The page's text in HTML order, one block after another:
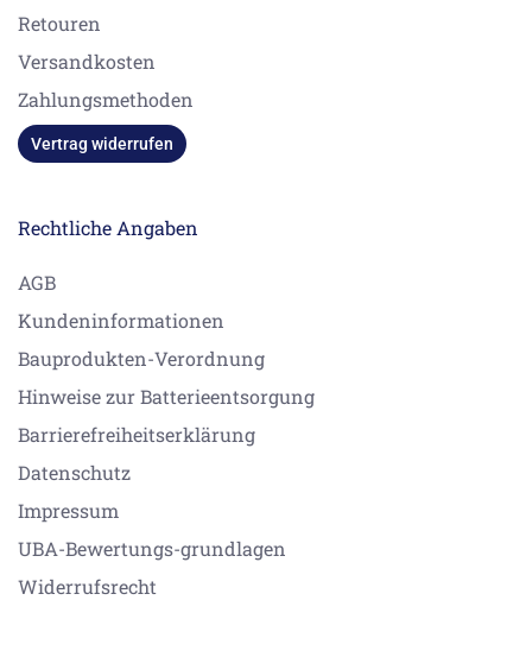
Retouren
Versandkosten
Zahlungsmethoden
Vertrag widerrufen
Rechtliche Angaben
AGB
Kundeninformationen
Bauprodukten-Verordnung
Hinweise zur Batterieentsorgung
Barrierefreiheitserklärung
Datenschutz
Impressum
UBA-Bewertungs-grundlagen
Widerrufsrecht